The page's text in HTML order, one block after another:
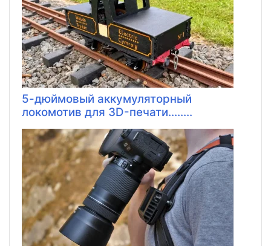
5-дюймовый аккумуляторный
локомотив для 3D-печати........